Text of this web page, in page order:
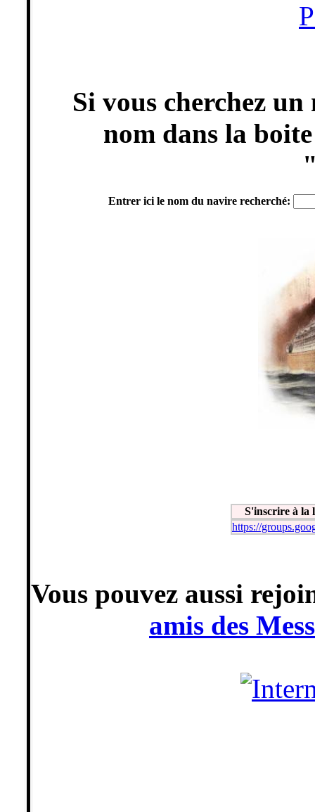
Si vous cherchez
nom dans la
Entrer ici le nom du navire recherché:
S'inscrire à la
https://
Vous pouvez aussi
amis des